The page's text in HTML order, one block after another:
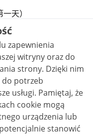
天）
天）
曆新年
zapewnienia
witryny oraz do
Dzięki nim
do potrzeb
że
cookie mogą
urządzenia lub
stanowić